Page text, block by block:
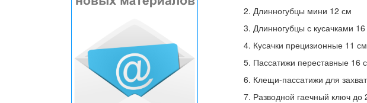
Длинногубцы мини 12 см
Длинногубцы с кусачками
Кусачки прецизионные 11 см
Пассатижи переставные 16
Клещи-пассатижи для
Разводной гаечный ключ